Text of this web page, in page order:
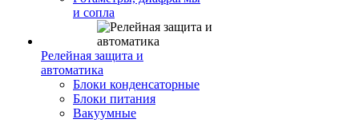
и сопла
Релейная защита и
автоматика
Блоки конденсаторные
Блоки питания
Вакуумные